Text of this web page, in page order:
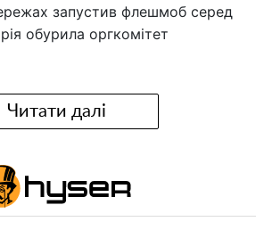
запустив флешмоб серед
обурила оргкомітет
Читати далі